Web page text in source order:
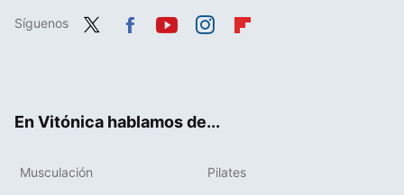
Síguenos
En Vitónica hablamos de...
Musculación Pilates